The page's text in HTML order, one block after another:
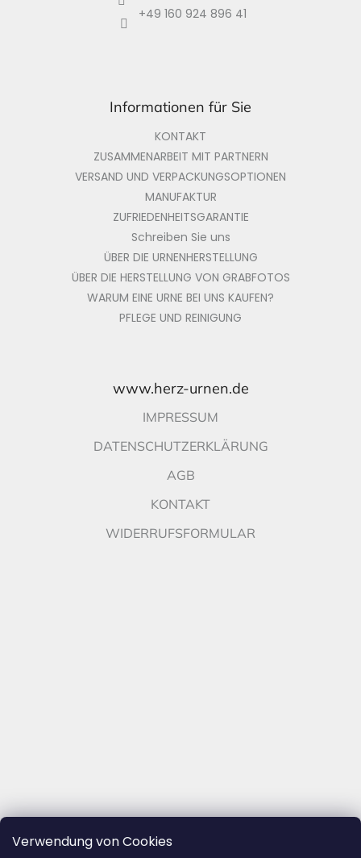
Verwendung von Cookies
+49 160 924 896 41
Informationen für Sie
KONTAKT
ZUSAMMENARBEIT MIT PARTNERN
VERSAND UND VERPACKUNGSOPTIONEN
MANUFAKTUR
ZUFRIEDENHEITSGARANTIE
Schreiben Sie uns
ÜBER DIE URNENHERSTELLUNG
ÜBER DIE HERSTELLUNG VON GRABFOTOS
WARUM EINE URNE BEI UNS KAUFEN?
PFLEGE UND REINIGUNG
www.herz-urnen.de
IMPRESSUM
DATENSCHUTZERKLÄRUNG
AGB
KONTAKT
WIDERRUFSFORMULAR